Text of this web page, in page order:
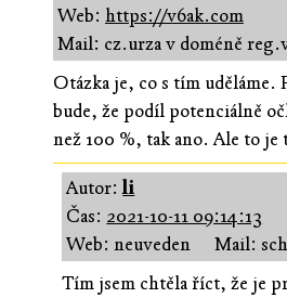
Web: https://v6ak.com
Mail: cz.urza v doméně
Otázka je, co s tím uděláme.
bude, že podíl potenciálně
než 100 %, tak ano. Ale to je
Autor:li
Čas: 2021-10-11 09:14:13
Web: neuveden
Mail:
Tím jsem chtěla říct, že je